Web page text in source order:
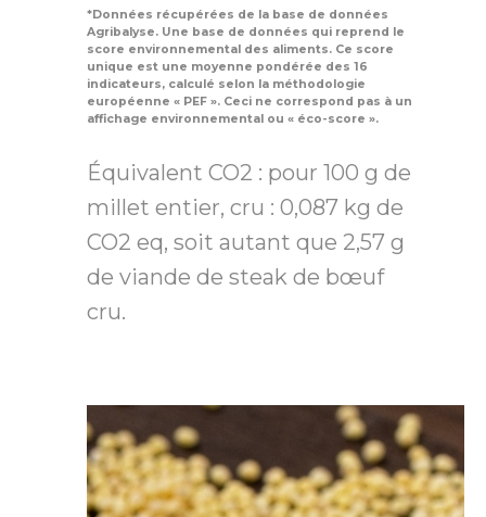
*Données récupérées de la base de données
Agribalyse. Une base de données qui reprend le
score environnemental des aliments. Ce score
unique est une moyenne pondérée des 16
indicateurs, calculé selon la méthodologie
européenne « PEF ». Ceci ne correspond pas à un
affichage environnemental ou « éco-score ».
Équivalent CO2 : pour 100 g de
millet entier, cru : 0,087 kg de
CO2 eq, soit autant que 2,57 g
de viande de steak de bœuf
cru.